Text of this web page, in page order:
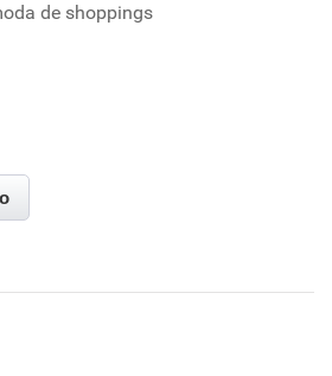
empresa
diretoria
de shoppings